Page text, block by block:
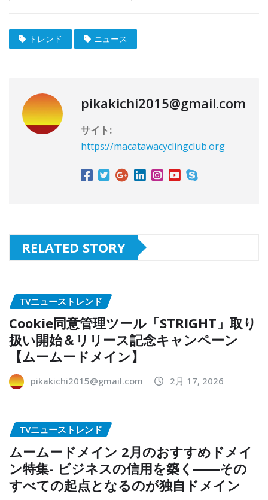
トレンド ニュース
pikakichi2015@gmail.com
サイト:
https://macatawacyclingclub.org
RELATED STORY
TVニューストレンド
Cookie同意管理ツール「STRIGHT」取り
扱い開始＆リリース記念キャンペーン
【ムームードメイン】
pikakichi2015@gmail.com 2月 17, 2026
TVニューストレンド
ムームードメイン 2月のおすすめドメイ
ン特集- ビジネスの信用を築く――その
すべての起点となるのが独自ドメイン